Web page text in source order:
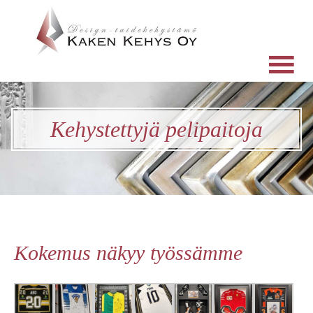
Kehystettyjä pelipaitoja
Kokemus näkyy työssämme